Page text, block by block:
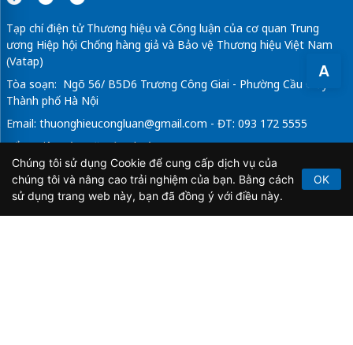
A
Tạp chí điện tử Thương hiệu và Công luận của cơ quan Trung
ương Hiệp hội Chống hàng giả và Bảo vệ Thương hiệu Việt Nam
(Vatap)
Tòa soạn: Ngõ 56/ B5D6 Trương Công Giai - Phường Cầu Giấy -
Thành phố Hà Nội
Email: thuonghieucongluan@gmail.com - ĐT: 093 172 5555
Tổng Biên Tập: Vũ Đức Thuận
Giấy phép hoạt động báo chí điện tử số 64/GP-BTTTT do Bộ
Thông tin và Truyền thông cấp ngày 21/2/2020.
Chúng tôi sử dụng Cookie để cung cấp dịch vụ của
chúng tôi và nâng cao trải nghiệm của bạn. Bằng cách
sử dụng trang web này, bạn đã đồng ý với điều này.
OK